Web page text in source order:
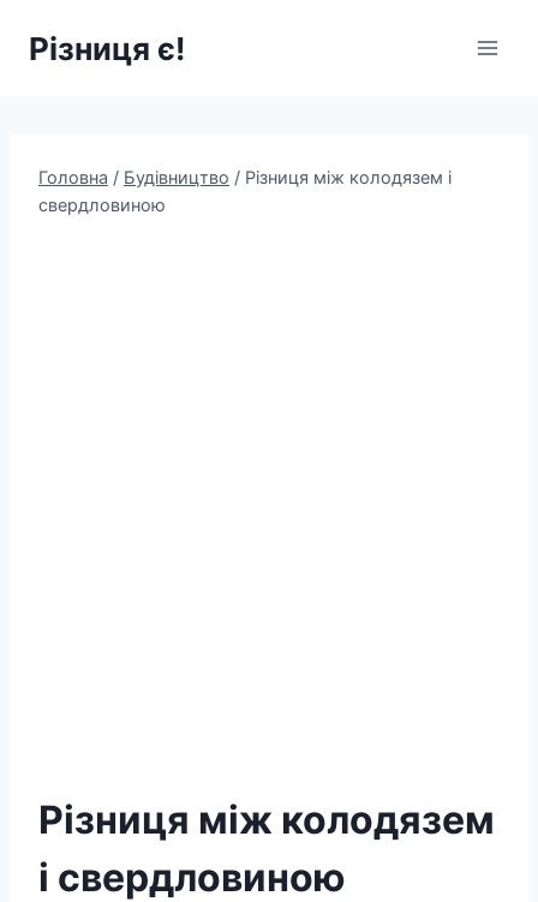
Різниця є!
Головна / Будівництво / Різниця між колодязем і
свердловиною
Різниця між колодязем
і свердловиною